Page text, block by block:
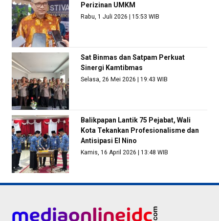
Perizinan UMKM
Rabu, 1 Juli 2026 | 15:53 WIB
Sat Binmas dan Satpam Perkuat
Sinergi Kamtibmas
Selasa, 26 Mei 2026 | 19:43 WIB
Balikpapan Lantik 75 Pejabat, Wali
Kota Tekankan Profesionalisme dan
Antisipasi El Nino
Kamis, 16 April 2026 | 13:48 WIB